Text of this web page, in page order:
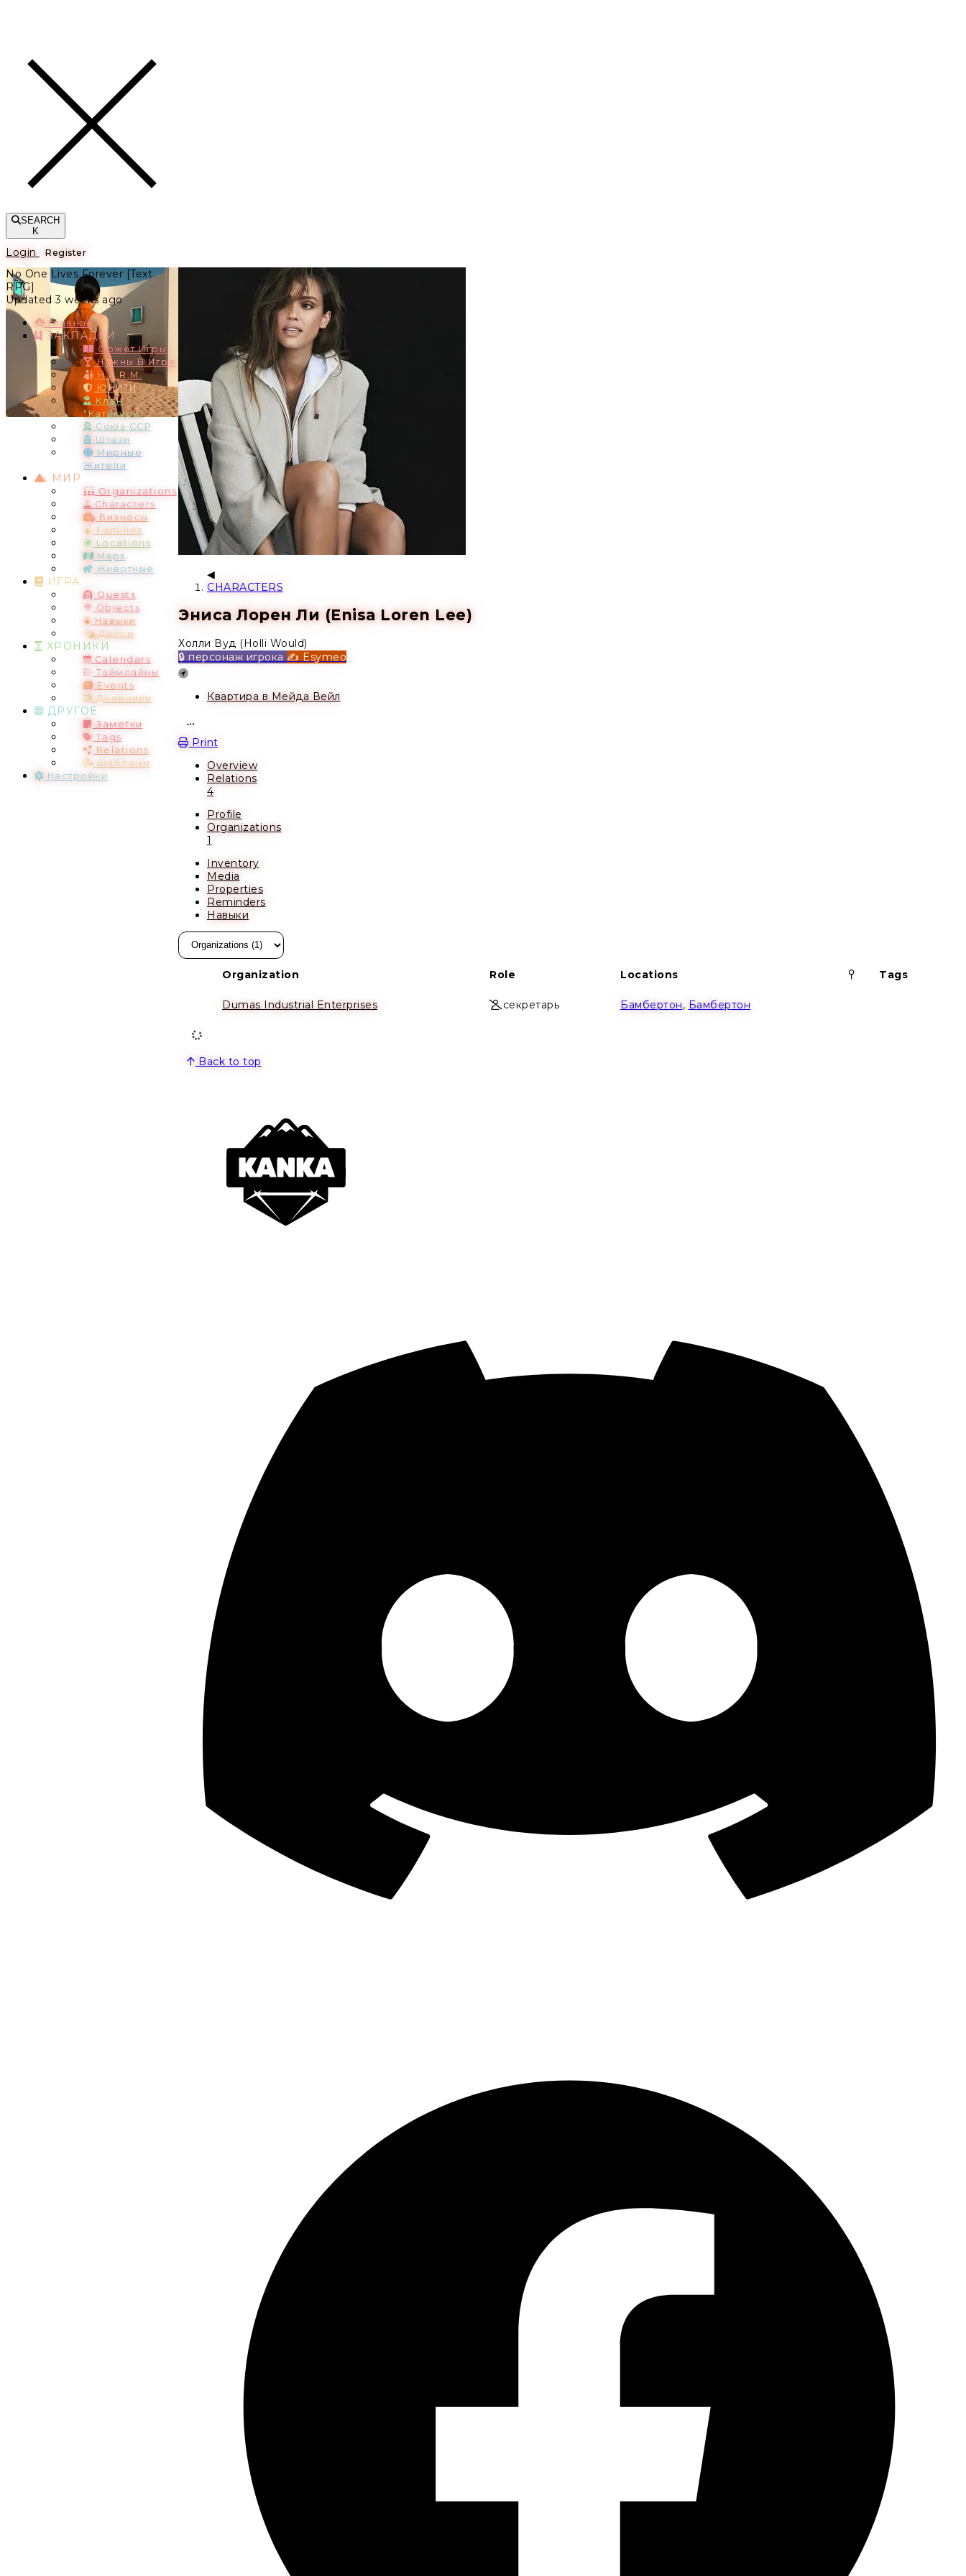
SEARCH
K
Login Register
No One Lives Forever [Text
RPG]
Updated 3 weeks ago
Главная
ЗАКЛАДКИ
Сюжет Игры
Нужны В Игре
H.A.R.M.
ЮНИТИ
Клан
"Катакури"
Союз ССР
Штази
Мирные
Жители
МИР
Organizations
Characters
Бизнесы
Families
Locations
Maps
Животные
ИГРА
Quests
Objects
Навыки
Дайсы
ХРОНИКИ
Calendars
Таймлайны
Events
Дневники
ДРУГОЕ
Заметки
Tags
Relations
Шаблоны
Настройки
CHARACTERS
Эниса Лорен Ли (Enisa Loren Lee)
Холли Вуд (Holli Would)
🔒 персонаж игрока ✍️ Esymeo
Location
Квартира в Мейда Вейл
Print
Overview
Relations
4
Profile
Organizations
1
Inventory
Media
Properties
Reminders
Навыки
Organization Role Locations PinnedTags
Dumas Industrial Enterprises секретарь Бамбертон, Бамбертон
Back to top